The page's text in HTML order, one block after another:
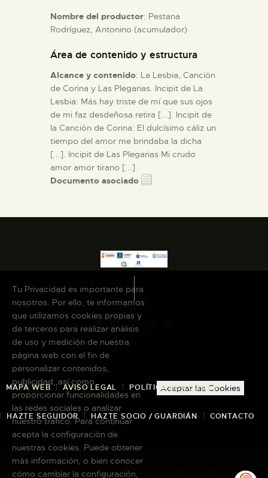
Nombre del productor: Pestana
Rodríguez, Antonino (acumulador)
Área de contenido y estructura
Alcance y contenido: La Lesbia, Canción
de Corina y Las Plegarias. Incipit de La
Lesbia: Más hay triste de mí que sus ojos
de mi faz desdeñosa retira [...]. Incipit de
la Canción de Corina: El dulcísimo cáliz un
tiempo del amor me brindaba la dicha
[...]. Incipit de Las Plegarias Mi crudo
amor amor tirano [...]
Documento asociado
MAPA WEB AVISO LEGAL POLÍTICA DE COOKIES
HAZTE SEGUIDOR HAZTE SOCIO / GUARDIÁN CONTACTO
Copyright © 2026 El Museo Canario · Todos
Tu Privacidad es importante para
nosotros. Por ello, te informamos
que utilizamos cookies propias y
de terceros para realizar análisis
de uso y medición de nuestra
página web con el fin de
personalizar contenidos,
publicidad, así como
proporcionar funcionalidades en
las redes sociales o analizar
nuestro tráfico. Para continuar
acepta la configuración de
nuestras cookies. Puede obtener
más información, o bien conocer
cómo cambiar la configuración,
Aceptar las Cookies